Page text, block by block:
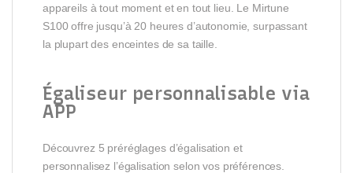
appareils à tout moment et en tout lieu. Le Mirtune
S100 offre jusqu’à 20 heures d’autonomie, surpassant
la plupart des enceintes de sa taille.
Égaliseur personnalisable via
APP
Découvrez 5 préréglages d’égalisation et
personnalisez l’égalisation selon vos préférences.